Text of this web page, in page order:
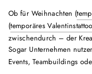
Ob für Weihnachten (
(temporäres Valentinstattoo
zwischendurch – der
Sogar Unternehmen
Events, Teambuildings